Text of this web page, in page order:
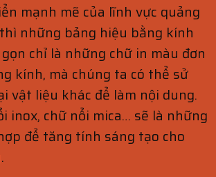
mạnh mẽ của lĩnh vực quảng
những bảng hiệu bằng kính
chỉ là những chữ in màu đơn
kính, mà chúng ta có thể sử
vật liệu khác để làm nội dung.
inox, chữ nổi mica… sẽ là những
để tăng tính sáng tạo cho